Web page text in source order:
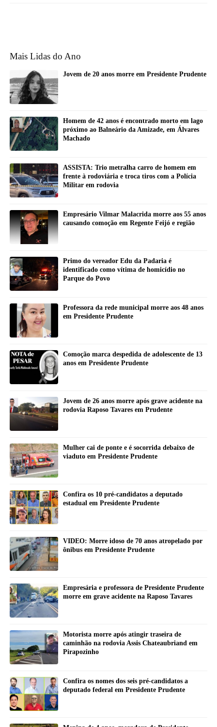
Mais Lidas do Ano
Jovem de 20 anos morre em Presidente Prudente
Homem de 42 anos é encontrado morto em lago
próximo ao Balneário da Amizade, em Álvares
Machado
ASSISTA: Trio metralha carro de homem em
frente à rodoviária e troca tiros com a Polícia
Militar em rodovia
Empresário Vilmar Malacrida morre aos 55 anos
causando comoção em Regente Feijó e região
Primo do vereador Edu da Padaria é
identificado como vítima de homicídio no
Parque do Povo
Professora da rede municipal morre aos 48 anos
em Presidente Prudente
Comoção marca despedida de adolescente de 13
anos em Presidente Prudente
Jovem de 26 anos morre após grave acidente na
rodovia Raposo Tavares em Prudente
Mulher cai de ponte e é socorrida debaixo de
viaduto em Presidente Prudente
Confira os 10 pré-candidatos a deputado
estadual em Presidente Prudente
VIDEO: Morre idoso de 70 anos atropelado por
ônibus em Presidente Prudente
Empresária e professora de Presidente Prudente
morre em grave acidente na Raposo Tavares
Motorista morre após atingir traseira de
caminhão na rodovia Assis Chateaubriand em
Pirapozinho
Confira os nomes dos seis pré-candidatos a
deputado federal em Presidente Prudente